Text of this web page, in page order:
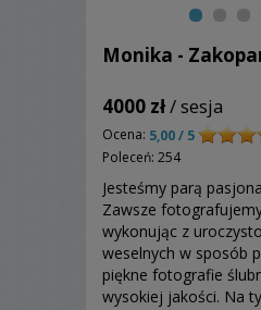
Monika -
4000 zł/ sesja
Ocena: 5,00 / 5
Poleceń: 254
Jesteśmy parą
Zawsze
wykonując z
weselnych w sposób
piękne fotografie
wysokiej jakości. Na